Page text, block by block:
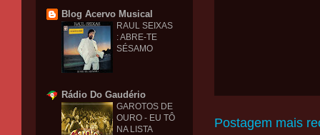
Postagem mais
Blog Acervo Musical
RAUL SEIXAS
: ABRE-TE
SÉSAMO
Rádio Do Gaudério
GAROTOS DE
OURO - EU TÔ
NA LISTA